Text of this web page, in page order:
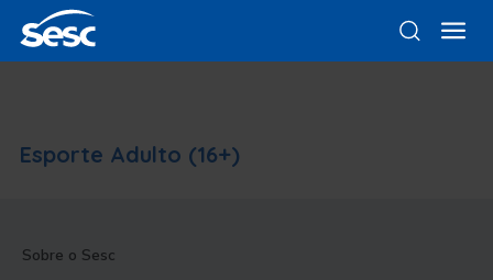
Esporte Adulto (16+)
Sobre o Sesc